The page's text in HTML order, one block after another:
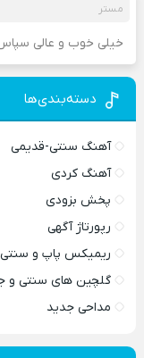
مستر
خیلی خوب و عالی
دسته‌بندی‌ها
آهنگ سنتی-قدیمی
آهنگ کردی
پخش بزودی
رپورتاژ آگهی
ریمیکس پاپ و سنتی
گلچین های سنتی و
مداحی جدید